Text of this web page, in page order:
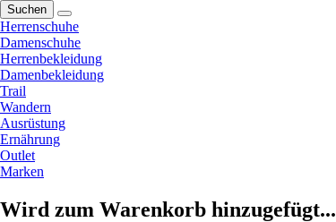
Suchen
Herrenschuhe
Damenschuhe
Herrenbekleidung
Damenbekleidung
Trail
Wandern
Ausrüstung
Ernährung
Outlet
Marken
Wird zum Warenkorb hinzugefügt...